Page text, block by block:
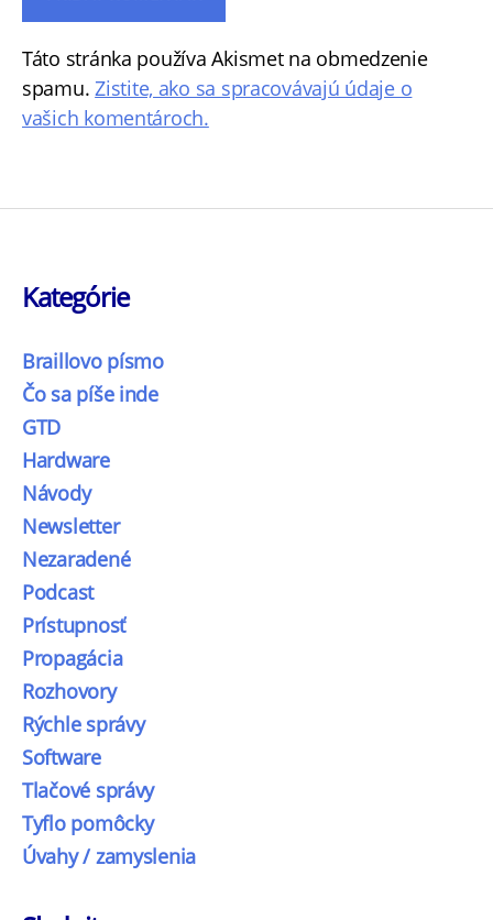
Táto stránka používa Akismet na obmedzenie
spamu. Zistite, ako sa spracovávajú údaje o
vašich komentároch.
Kategórie
Braillovo písmo
Čo sa píše inde
GTD
Hardware
Návody
Newsletter
Nezaradené
Podcast
Prístupnosť
Propagácia
Rozhovory
Rýchle správy
Software
Tlačové správy
Tyflo pomôcky
Úvahy / zamyslenia